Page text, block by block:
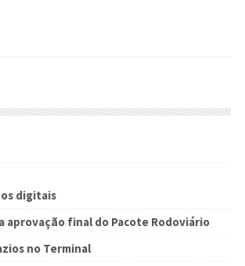
digitais
aprovação final do Pacote Rodoviário
no Terminal